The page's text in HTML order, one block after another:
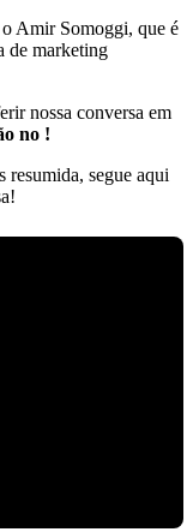
o Amir Somoggi, que é
de marketing
nossa conversa em
no !
resumida, segue aqui